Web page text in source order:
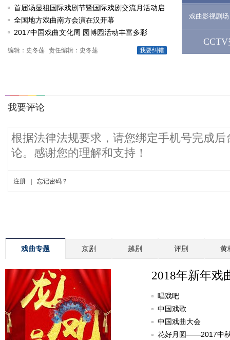
戏《槐花谣》倾情..
首届汤显祖国际戏剧节暨国际戏剧交流月活动启
动
全国地方戏曲南方会演在汉开幕
2017中国戏曲文化周 园博园活动丰富多彩
我要纠错
编辑：史冬莲 责任编辑：史冬莲
戏曲影视剧场
戏曲专题 京剧 越剧 评剧 黄
2018年新年戏
唱戏吧
中国戏歌
中国戏曲大会
花好月圆——2017中